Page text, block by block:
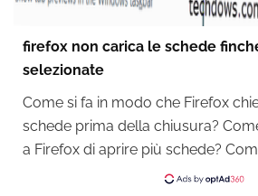
firefox non carica le schede
selezionate
Come si fa in modo che Firefox
schede prima della chiusura?
a Firefox di aprire più schede?